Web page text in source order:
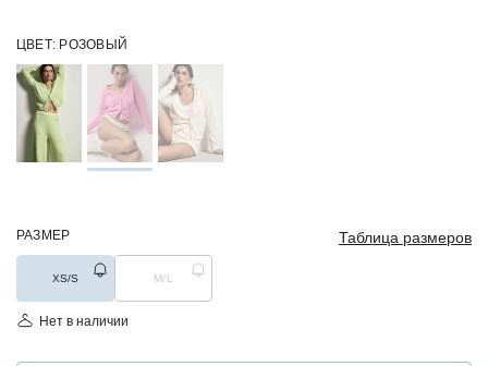
ЦВЕТ: РОЗОВЫЙ
РАЗМЕР Таблица размеров
XS/S M/L
Нет в наличии